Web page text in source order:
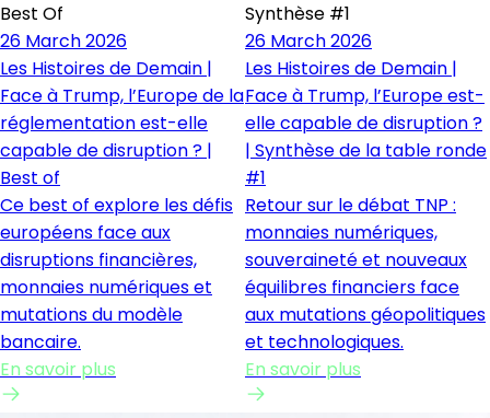
Best Of
26 March 2026
Les Histoires de Demain |
Face à Trump, l’Europe de la
réglementation est-elle
capable de disruption ? |
Best of
Ce best of explore les défis
européens face aux
disruptions financières,
monnaies numériques et
mutations du modèle
bancaire.
En savoir plus
Synthèse #1
26 March 2026
Les Histoires de Demain |
Face à Trump, l’Europe est-
elle capable de disruption ?
| Synthèse de la table ronde
#1
Retour sur le débat TNP :
monnaies numériques,
souveraineté et nouveaux
équilibres financiers face
aux mutations géopolitiques
et technologiques.
En savoir plus